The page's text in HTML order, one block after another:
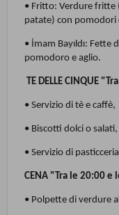
• Fritto: Verdure fritte
patate) con pomodori
• İmam Bayıldı: Fette
pomodoro e aglio.
TE DELLE CINQUE
• Servizio di tè e caffè,
• Biscotti dolci o salati,
• Servizio di
CENA "Tra le 20:00 e
• Polpette di verdure